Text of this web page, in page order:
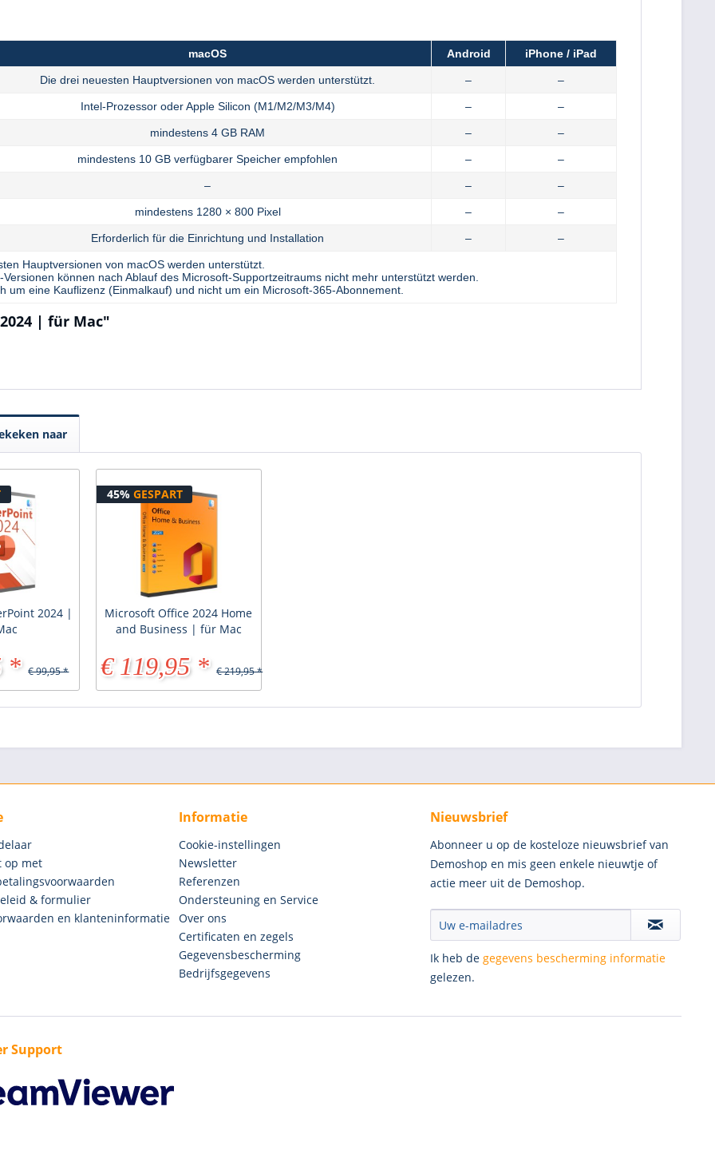
macOS Android iPhone / iPad
Die drei neuesten Hauptversionen von macOS werden unterstützt. – –
Intel-Prozessor oder Apple Silicon (M1/M2/M3/M4) – –
mindestens 4 GB RAM – –
mindestens 10 GB verfügbarer Speicher empfohlen – –
– – –
mindestens 1280 × 800 Pixel – –
Erforderlich für die Einrichtung und Installation – –
Hauptversionen von macOS werden unterstützt.
Versionen können nach Ablauf des Microsoft-Supportzeitraums nicht mehr unterstützt werden.
um eine Kauflizenz (Einmalkauf) und nicht um ein Microsoft-365-Abonnement.
| für Mac"
naar
2024 |
* € 99,95 *
45% GESPART
Microsoft Office 2024 Home
and Business | für Mac
€ 119,95 * € 219,95 *
op met
& formulier
en klanteninformatie
Informatie
Cookie-instellingen
Newsletter
Referenzen
Ondersteuning en Service
Over ons
Certificaten en zegels
Gegevensbescherming
Bedrijfsgegevens
Nieuwsbrief
Abonneer u op de kosteloze nieuwsbrief van
Demoshop en mis geen enkele nieuwtje of
actie meer uit de Demoshop.
Ik heb de gegevens bescherming informatie
gelezen.
Support